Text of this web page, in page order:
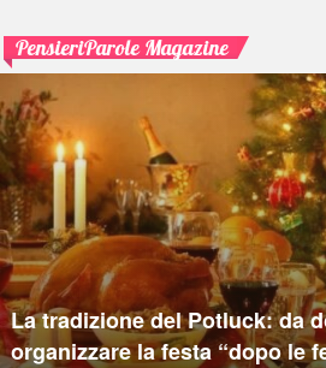
PensieriParole Magazine
La tradizione del Potluck: da
organizzare la festa “dopo le